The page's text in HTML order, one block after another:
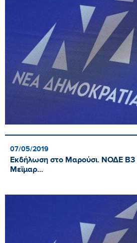
07/05/2019
Εκδήλωση στο Μαρούσι. ΝΟΔΕ Β3
Μεϊμαρ...